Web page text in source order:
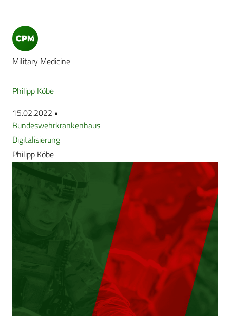
Military Medicine
Philipp Köbe
15.02.2022 •
Bundeswehrkrankenhaus
Digitalisierung
Philipp Köbe